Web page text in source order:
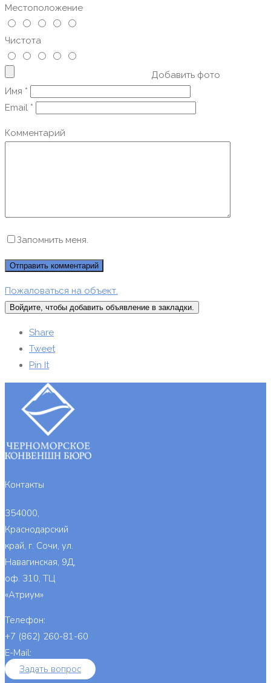
Местоположение
Чистота
Добавить фото
Имя *
Email *
Комментарий
Запомнить меня.
Пожаловаться на объект.
Войдите, чтобы добавить объявление в закладки.
Share
Tweet
Pin It
Контакты
354000,
Краснодарский
край, г. Сочи, ул.
Навагинская, 9Д,
оф. 310, ТЦ
«Атриум»
Телефон:
+7 (862) 260-81-60
E-Mail:
Задать вопрос